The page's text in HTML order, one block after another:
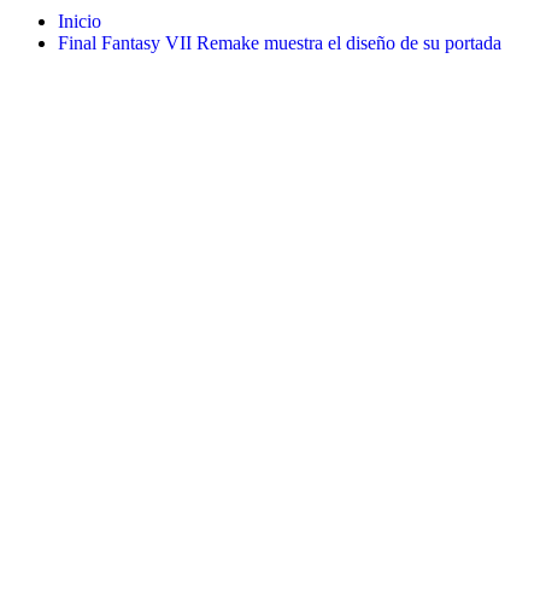
Inicio
Final Fantasy VII Remake muestra el diseño de su portada